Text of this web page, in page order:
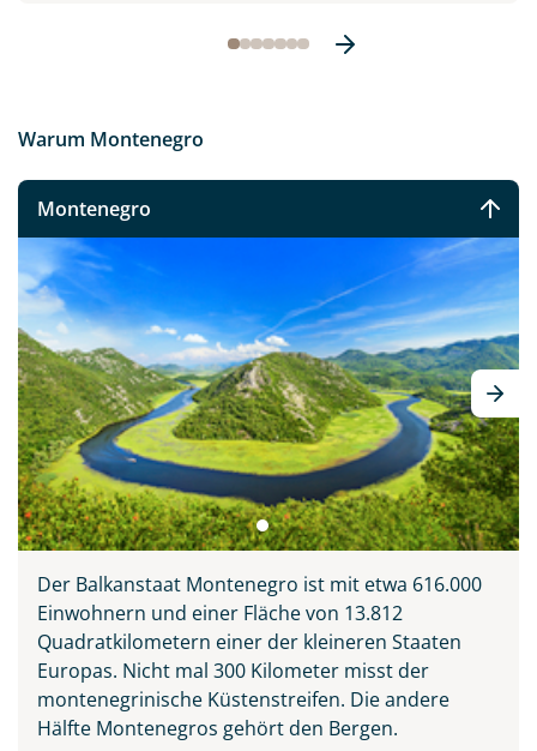
Warum Montenegro
Montenegro
Der Balkanstaat Montenegro ist mit etwa 616.000
Einwohnern und einer Fläche von 13.812
Quadratkilometern einer der kleineren Staaten
Europas. Nicht mal 300 Kilometer misst der
montenegrinische Küstenstreifen. Die andere
Hälfte Montenegros gehört den Bergen.